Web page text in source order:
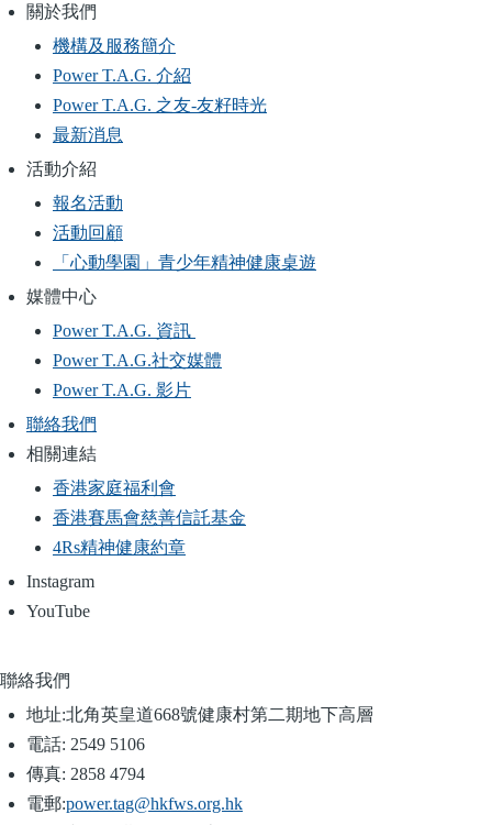
Main
navigation
關於我們
機構及服務簡介
Power T.A.G. 介紹
Power T.A.G. 之友-友籽時光
最新消息
活動介紹
報名活動
活動回顧
「心動學園」青少年精神健康桌遊
媒體中心
Power T.A.G. 資訊
Power T.A.G.社交媒體
Power T.A.G. 影片
聯絡我們
相關連結
香港家庭福利會
香港賽馬會慈善信託基金
4Rs精神健康約章
Instagram
YouTube
聯絡我們
地址:北角英皇道668號健康村第二期地下高層
電話: 2549 5106
傳真: 2858 4794
電郵:power.tag@hkfws.org.hk